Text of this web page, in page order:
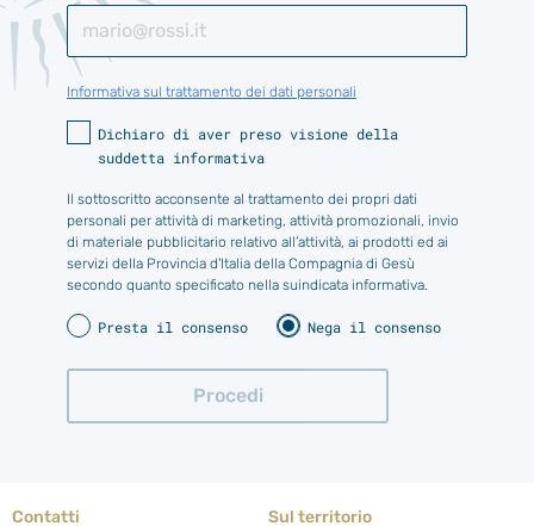
Informativa sul trattamento dei dati personali
Dichiaro di aver preso visione della
suddetta informativa
Il sottoscritto acconsente al trattamento dei propri dati
personali per attività di marketing, attività promozionali, invio
di materiale pubblicitario relativo all’attività, ai prodotti ed ai
servizi della Provincia d'Italia della Compagnia di Gesù
secondo quanto specificato nella suindicata informativa.
Presta il consenso Nega il consenso
Contatti
Sul territorio